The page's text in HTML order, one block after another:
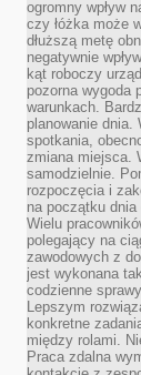
ogromny wpływ
czy łóżka może
dłuższą metę
negatywnie
kąt roboczy
pozorna wygoda
warunkach.
planowanie
spotkania,
zmiana miejsca.
samodzielnie.
rozpoczęcia i
na początku dnia
Wielu
polegający na
zawodowych z
jest wykonana
codzienne
Lepszym
konkretne
między rolami.
Praca zdalna